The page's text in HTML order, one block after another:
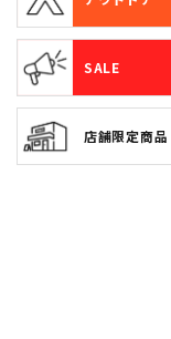
SALE
店舗限定商品